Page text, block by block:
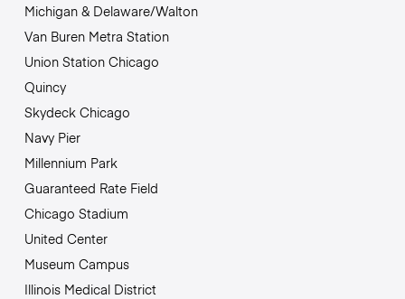
Michigan & Delaware/Walton
Van Buren Metra Station
Union Station Chicago
Quincy
Skydeck Chicago
Navy Pier
Millennium Park
Guaranteed Rate Field
Chicago Stadium
United Center
Museum Campus
Illinois Medical District